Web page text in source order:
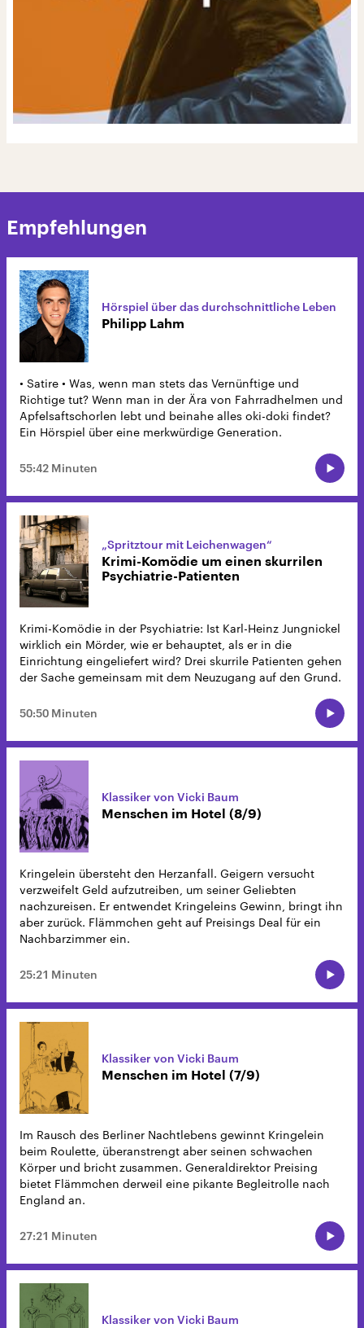
Empfehlungen
Hörspiel über das durchschnittliche Leben
Philipp Lahm
• Satire • Was, wenn man stets das Vernünftige und
Richtige tut? Wenn man in der Ära von Fahrradhelmen und
Apfelsaftschorlen lebt und beinahe alles oki-doki findet?
Ein Hörspiel über eine merkwürdige Generation.
55:42 Minuten
„Spritztour mit Leichenwagen“
Krimi-Komödie um einen skurrilen
Psychiatrie-Patienten
Krimi-Komödie in der Psychiatrie: Ist Karl-Heinz Jungnickel
wirklich ein Mörder, wie er behauptet, als er in die
Einrichtung eingeliefert wird? Drei skurrile Patienten gehen
der Sache gemeinsam mit dem Neuzugang auf den Grund.
50:50 Minuten
Klassiker von Vicki Baum
Menschen im Hotel (8/9)
Kringelein übersteht den Herzanfall. Geigern versucht
verzweifelt Geld aufzutreiben, um seiner Geliebten
nachzureisen. Er entwendet Kringeleins Gewinn, bringt ihn
aber zurück. Flämmchen geht auf Preisings Deal für ein
Nachbarzimmer ein.
25:21 Minuten
Klassiker von Vicki Baum
Menschen im Hotel (7/9)
Im Rausch des Berliner Nachtlebens gewinnt Kringelein
beim Roulette, überanstrengt aber seinen schwachen
Körper und bricht zusammen. Generaldirektor Preising
bietet Flämmchen derweil eine pikante Begleitrolle nach
England an.
27:21 Minuten
Klassiker von Vicki Baum